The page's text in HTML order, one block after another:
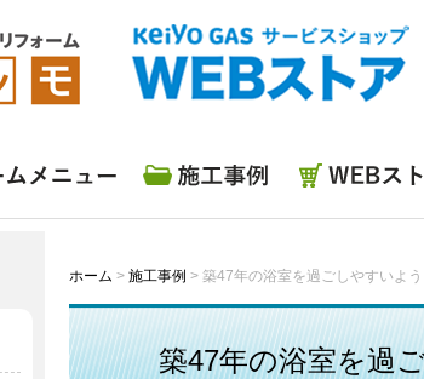
ホーム > 施工事例 > 築47年の浴室を過ごしやすいよ
築47年の浴室を過